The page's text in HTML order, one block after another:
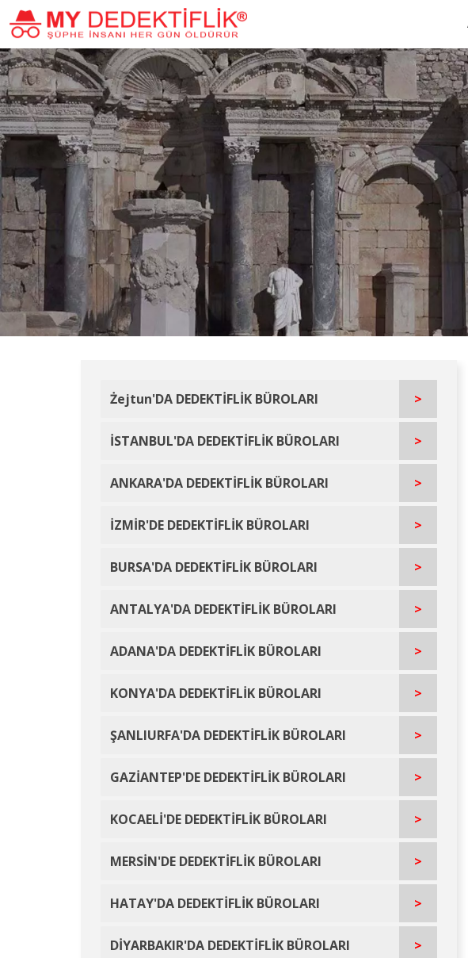
Żejtun'DA DEDEKTİFLİK BÜROLARI >
İSTANBUL'DA DEDEKTİFLİK BÜROLARI >
ANKARA'DA DEDEKTİFLİK BÜROLARI >
İZMİR'DE DEDEKTİFLİK BÜROLARI >
BURSA'DA DEDEKTİFLİK BÜROLARI >
ANTALYA'DA DEDEKTİFLİK BÜROLARI >
ADANA'DA DEDEKTİFLİK BÜROLARI >
KONYA'DA DEDEKTİFLİK BÜROLARI >
ŞANLIURFA'DA DEDEKTİFLİK BÜROLARI >
GAZİANTEP'DE DEDEKTİFLİK BÜROLARI >
KOCAELİ'DE DEDEKTİFLİK BÜROLARI >
MERSİN'DE DEDEKTİFLİK BÜROLARI >
HATAY'DA DEDEKTİFLİK BÜROLARI >
DİYARBAKIR'DA DEDEKTİFLİK BÜROLARI >